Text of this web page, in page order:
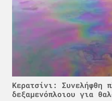
Κερατσίνι: Συνελήφθη
δεξαμενόπλοιου για